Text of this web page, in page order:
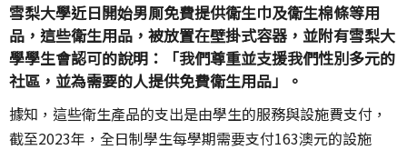
雪梨大學近日開始男厠免費提供衛生巾及衛生棉條等用
品，這些衛生用品，被放置在壁掛式容器，並附有雪梨大
學學生會認可的說明：「我們尊重並支援我們性別多元的
社區，並為需要的人提供免費衛生用品」 。
據知，這些衛生產品的支出是由學生的服務與設施費支付，
截至2023年，全日制學生每學期需要支付163澳元的設施